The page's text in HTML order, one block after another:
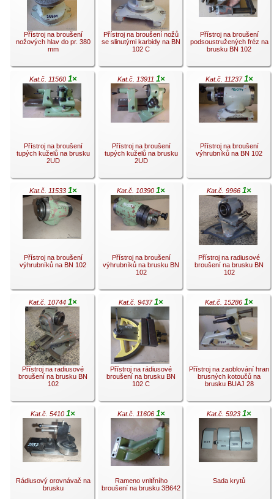
.
Přístroj na broušení
nožových hlav do pr. 380
mm
.
Přístroj na broušení nožů
se slinutými karbidy na BN
102 C
.
Přístroj na broušení
podsoustružených fréz na
brusku BN 102
.
Kat.č. 11560 1×
Přístroj na broušení
tupých kuželů na brusku
2UD
.
Kat.č. 13911 1×
Přístroj na broušení
tupých kuželů na brusku
2UD
.
Kat.č. 112371×
Přístroj na broušení
výhrubníků na BN 102
.
Kat.č. 11533 1×
Přístroj na broušení
výhrubníků na BN 102
.
Kat.č. 10390 1×
Přístroj na broušení
výhrubníků na brusku BN
102
.
Kat.č. 9966 1×
Přístroj na radiusové
broušení na brusku BN
102
.
Kat.č. 10744 1×
Přístroj na radiusové
broušení na brusku BN
102
.
Kat.č. 94371×
Přístroj na rádiusové
broušení na brusku BN
102 C
.
Kat.č. 15286 1×
Přístroj na zaoblování hran
brusných kotoučů na
brusku BUAJ 28
.
Kat.č. 5410 1×
Rádiusový orovnávač na
brusku
Kat.č. 11606 1×
Rameno vnitřního
broušení na brusku 3B642
Kat.č. 5923 1×
Sada krytů